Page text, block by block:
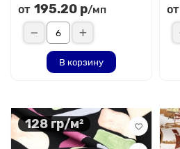
от 195.20 р/мп
В корзину
от
128 гр/м²